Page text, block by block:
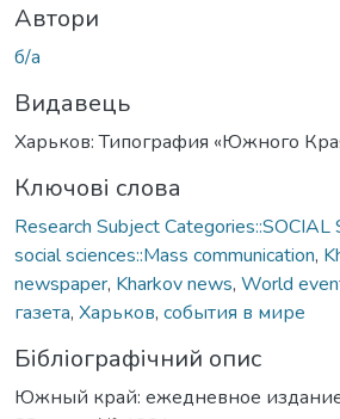
Автори
б/а
Видавець
Харьков: Типография «Южного
Ключові слова
Research Subject Categories::SOCIAL
social sciences::Mass communication,
newspaper, Kharkov news, World
газета, Харьков, события в мире
Бібліографічний опис
Южный край: ежедневное